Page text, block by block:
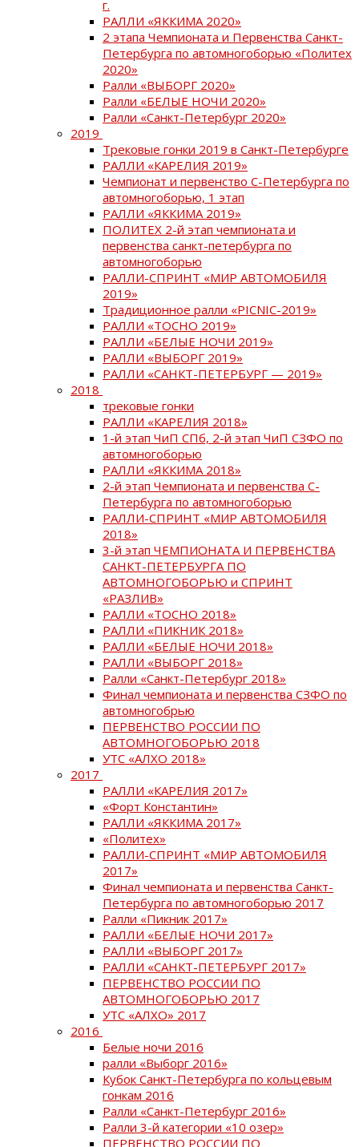
г.
РАЛЛИ «ЯККИМА 2020»
2 этапа Чемпионата и Первенства Санкт-
Петербурга по автомногоборью «Политех
2020»
Ралли «ВЫБОРГ 2020»
Ралли «БЕЛЫЕ НОЧИ 2020»
Ралли «Санкт-Петербург 2020»
2019
Трековые гонки 2019 в Санкт-Петербурге
РАЛЛИ «КАРЕЛИЯ 2019»
Чемпионат и первенство С-Петербурга по
автомногоборью, 1 этап
РАЛЛИ «ЯККИМА 2019»
ПОЛИТЕХ 2-й этап чемпионата и
первенства санкт-петербурга по
автомногоборью
РАЛЛИ-СПРИНТ «МИР АВТОМОБИЛЯ
2019»
Традиционное ралли «PICNIC-2019»
РАЛЛИ «ТОСНО 2019»
РАЛЛИ «БЕЛЫЕ НОЧИ 2019»
РАЛЛИ «ВЫБОРГ 2019»
РАЛЛИ «САНКТ-ПЕТЕРБУРГ — 2019»
2018
трековые гонки
РАЛЛИ «КАРЕЛИЯ 2018»
1-й этап ЧиП СПб, 2-й этап ЧиП СЗФО по
автомногоборью
РАЛЛИ «ЯККИМА 2018»
2-й этап Чемпионата и первенства С-
Петербурга по автомногоборью
РАЛЛИ-СПРИНТ «МИР АВТОМОБИЛЯ
2018»
3-й этап ЧЕМПИОНАТА И ПЕРВЕНСТВА
САНКТ-ПЕТЕРБУРГА ПО
АВТОМНОГОБОРЬЮ и СПРИНТ
«РАЗЛИВ»
РАЛЛИ «ТОСНО 2018»
РАЛЛИ «ПИКНИК 2018»
РАЛЛИ «БЕЛЫЕ НОЧИ 2018»
РАЛЛИ «ВЫБОРГ 2018»
Ралли «Санкт-Петербург 2018»
Финал чемпионата и первенства СЗФО по
автомногобрью
ПЕРВЕНСТВО РОССИИ ПО
АВТОМНОГОБОРЬЮ 2018
УТС «АЛХО 2018»
2017
РАЛЛИ «КАРЕЛИЯ 2017»
«Форт Константин»
РАЛЛИ «ЯККИМА 2017»
«Политех»
РАЛЛИ-СПРИНТ «МИР АВТОМОБИЛЯ
2017»
Финал чемпионата и первенства Санкт-
Петербурга по автомногоборью 2017
Ралли «Пикник 2017»
РАЛЛИ «БЕЛЫЕ НОЧИ 2017»
РАЛЛИ «ВЫБОРГ 2017»
РАЛЛИ «САНКТ-ПЕТЕРБУРГ 2017»
ПЕРВЕНСТВО РОССИИ ПО
АВТОМНОГОБОРЬЮ 2017
УТС «АЛХО» 2017
2016
Белые ночи 2016
ралли «Выборг 2016»
Кубок Санкт-Петербурга по кольцевым
гонкам 2016
Ралли «Санкт-Петербург 2016»
Ралли 3-й категории «10 озер»
ПЕРВЕНСТВО РОССИИ ПО